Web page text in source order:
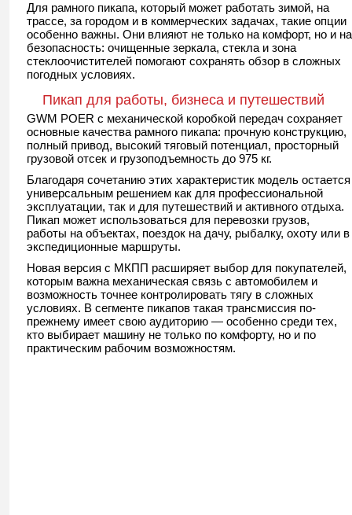
Для рамного пикапа, который может работать зимой, на
трассе, за городом и в коммерческих задачах, такие опции
особенно важны. Они влияют не только на комфорт, но и на
безопасность: очищенные зеркала, стекла и зона
стеклоочистителей помогают сохранять обзор в сложных
погодных условиях.
Пикап для работы, бизнеса и путешествий
GWM POER с механической коробкой передач сохраняет
основные качества рамного пикапа: прочную конструкцию,
полный привод, высокий тяговый потенциал, просторный
грузовой отсек и грузоподъемность до 975 кг.
Благодаря сочетанию этих характеристик модель остается
универсальным решением как для профессиональной
эксплуатации, так и для путешествий и активного отдыха.
Пикап может использоваться для перевозки грузов,
работы на объектах, поездок на дачу, рыбалку, охоту или в
экспедиционные маршруты.
Новая версия с МКПП расширяет выбор для покупателей,
которым важна механическая связь с автомобилем и
возможность точнее контролировать тягу в сложных
условиях. В сегменте пикапов такая трансмиссия по-
прежнему имеет свою аудиторию — особенно среди тех,
кто выбирает машину не только по комфорту, но и по
практическим рабочим возможностям.